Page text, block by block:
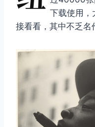
下载使用，
接看看，其中不乏名